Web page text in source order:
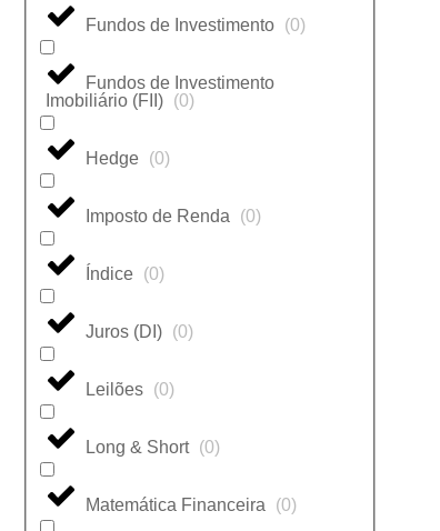
Fundos de Investimento (0)
Fundos de Investimento
Imobiliário (FII) (0)
Hedge (0)
Imposto de Renda (0)
Índice (0)
Juros (DI) (0)
Leilões (0)
Long & Short (0)
Matemática Financeira (0)